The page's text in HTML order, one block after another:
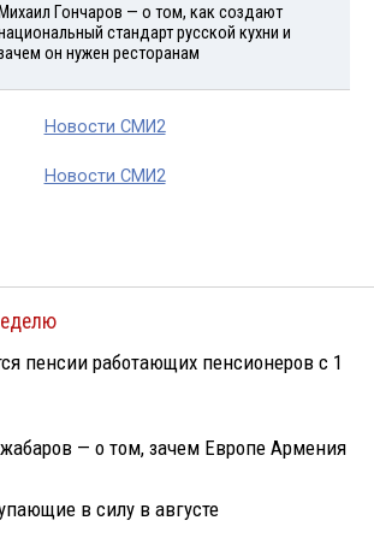
Михаил Гончаров — о том, как создают
стандарт русской кухни и
он нужен ресторанам
Новости СМИ2
Новости СМИ2
пенсии работающих пенсионеров с 1
— о том, зачем Европе Армения
в силу в августе